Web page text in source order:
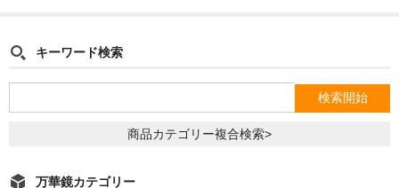
キーワード検索
商品カテゴリー複合検索>
万華鏡カテゴリー